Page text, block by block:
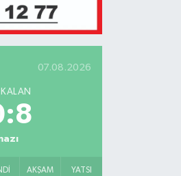
07.08.2026
AKŞAM YATSI